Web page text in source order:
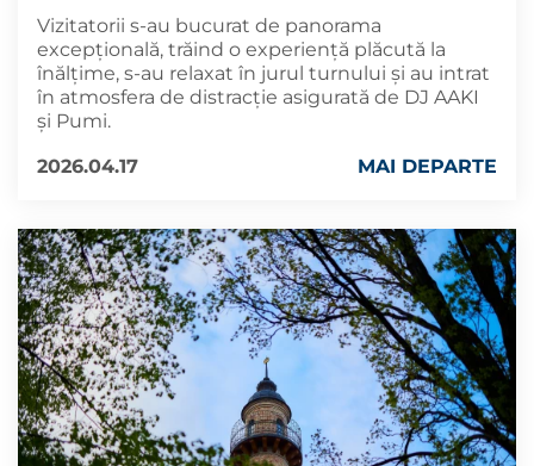
Vizitatorii s-au bucurat de panorama
excepțională, trăind o experiență plăcută la
înălțime, s-au relaxat în jurul turnului și au intrat
în atmosfera de distracție asigurată de DJ AAKI
și Pumi.
2026.04.17
MAI DEPARTE